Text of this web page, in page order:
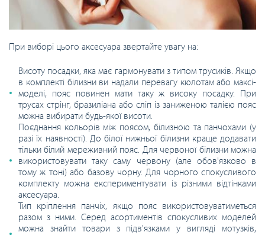
При виборі цього аксесуара звертайте увагу на:
Висоту посадки, яка має гармонувати з типом трусиків. Якщо
в комплекті білизни ви надали перевагу кюлотам або максі-
моделі, пояс повинен мати таку ж високу посадку. При
трусах стрінг, бразиліана або сліп із заниженою талією пояс
можна вибирати будь-якої висоти.
Поєднання кольорів між поясом, білизною та панчохами (у
разі їх наявності). До білої нижньої білизни краще додавати
тільки білий мереживний пояс. Для червоної білизни можна
використовувати таку саму червону (але обов'язково в
тому ж тоні) або базову чорну. Для чорного спокусливого
комплекту можна експериментувати із різними відтінками
аксесуара.
Тип кріплення панчіх, якщо пояс використовуватиметься
разом з ними. Серед асортиментів спокусливих моделей
можна знайти товари з підв'язками у вигляді мотузків,